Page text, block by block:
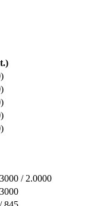
/ 2.0000